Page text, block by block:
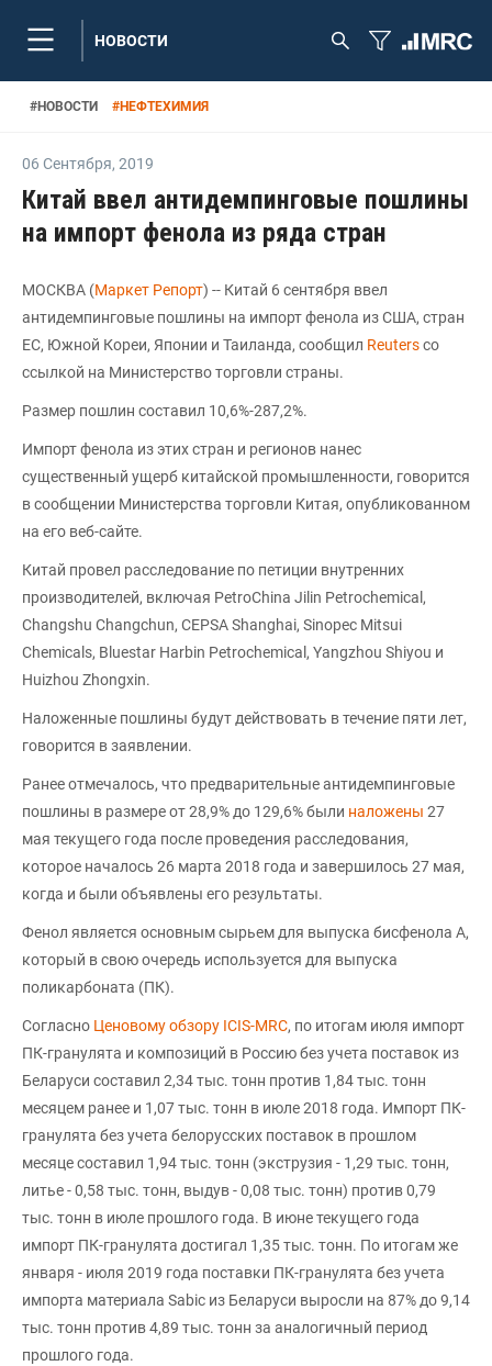
НОВОСТИ
#НОВОСТИ #НЕФТЕХИМИЯ
06 Сентября, 2019
Китай ввел антидемпинговые пошлины
на импорт фенола из ряда стран
МОСКВА (Маркет Репорт) -- Китай 6 сентября ввел
антидемпинговые пошлины на импорт фенола из США, стран
ЕС, Южной Кореи, Японии и Таиланда, сообщил Reutersсо
ссылкой на Министерство торговли страны.
Размер пошлин составил 10,6%-287,2%.
Импорт фенола из этих стран и регионов нанес
существенный ущерб китайской промышленности, говорится
в сообщении Министерства торговли Китая, опубликованном
на его веб-сайте.
Китай провел расследование по петиции внутренних
производителей, включая PetroChina Jilin Petrochemical,
Changshu Changchun, CEPSA Shanghai, Sinopec Mitsui
Chemicals, Bluestar Harbin Petrochemical, Yangzhou Shiyou и
Huizhou Zhongxin.
Наложенные пошлины будут действовать в течение пяти лет,
говорится в заявлении.
Ранее отмечалось, что предварительные антидемпинговые
пошлины в размере от 28,9% до 129,6% были наложены 27
мая текущего года после проведения расследования,
которое началось 26 марта 2018 года и завершилось 27 мая,
когда и были объявлены его результаты.
Фенол является основным сырьем для выпуска бисфенола А,
который в свою очередь используется для выпуска
поликарбоната (ПК).
Согласно Ценовому обзору ICIS-MRC, по итогам июля импорт
ПК-гранулята и композиций в Россию без учета поставок из
Беларуси составил 2,34 тыс. тонн против 1,84 тыс. тонн
месяцем ранее и 1,07 тыс. тонн в июле 2018 года. Импорт ПК-
гранулята без учета белорусских поставок в прошлом
месяце составил 1,94 тыс. тонн (экструзия - 1,29 тыс. тонн,
литье - 0,58 тыс. тонн, выдув - 0,08 тыс. тонн) против 0,79
тыс. тонн в июле прошлого года. В июне текущего года
импорт ПК-гранулята достигал 1,35 тыс. тонн. По итогам же
января - июля 2019 года поставки ПК-гранулята без учета
импорта материала Sabic из Беларуси выросли на 87% до 9,14
тыс. тонн против 4,89 тыс. тонн за аналогичный период
прошлого года.